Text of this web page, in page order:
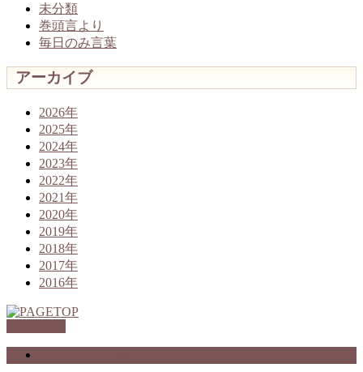
未分類
巻頭言より
毎日のみ言葉
アーカイブ
2026年
2025年
2024年
2023年
2022年
2021年
2020年
2019年
2018年
2017年
2016年